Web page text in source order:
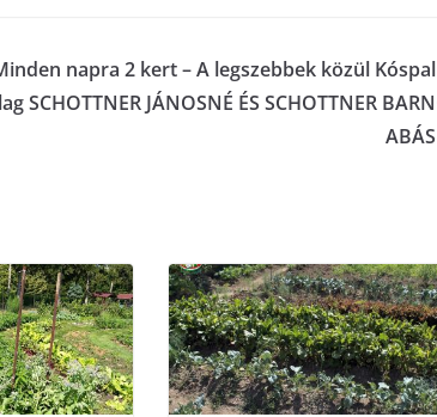
napra 2 kert – A legszebbek közül Kóspal
lag SCHOTTNER JÁNOSNÉ ÉS SCHOTTNER BARN
ABÁS